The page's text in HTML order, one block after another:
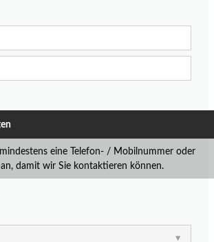
eine Telefon- / Mobilnummer oder
damit wir Sie kontaktieren können.